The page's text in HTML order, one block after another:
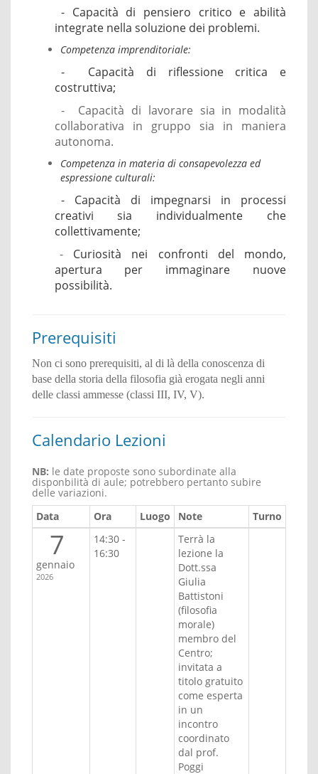
- Capacità di pensiero critico e abilità
integrate nella soluzione dei problemi.
Competenza imprenditoriale:
- Capacità di riflessione critica e
costruttiva;
- Capacità di lavorare sia in modalità
collaborativa in gruppo sia in maniera
autonoma.
Competenza in materia di consapevolezza ed
espressione culturali:
- Capacità di impegnarsi in processi
creativi sia individualmente che
collettivamente;
- Curiosità nei confronti del mondo,
apertura per immaginare nuove
possibilità.
Prerequisiti
Non ci sono prerequisiti, al di là della conoscenza di
base della storia della filosofia già erogata negli anni
delle classi ammesse (classi III, IV, V).
Calendario Lezioni
NB: le date proposte sono subordinate alla
disponbilità di aule; potrebbero pertanto subire
delle variazioni.
Data
Ora Luogo Note Turno
7
gennaio
2026
14:30 -
16:30
Terrà la
lezione la
Dott.ssa
Giulia
Battistoni
(filosofia
morale)
membro del
Centro;
invitata a
titolo gratuito
come esperta
in un
incontro
coordinato
dal prof.
Poggi